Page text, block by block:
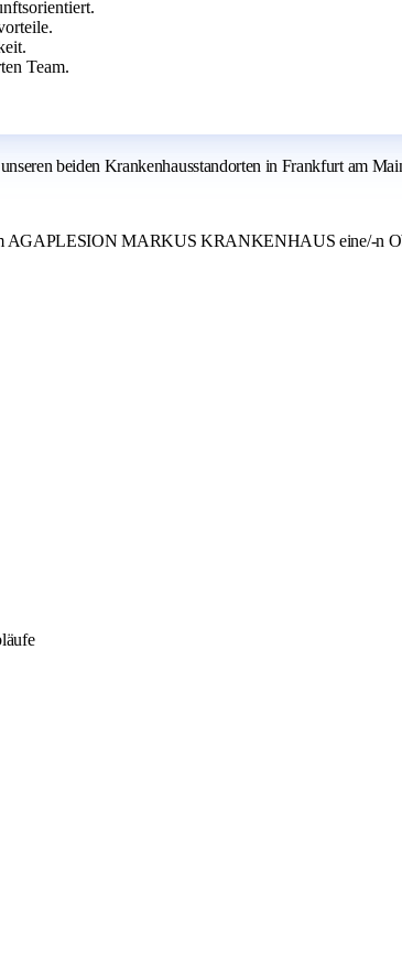
Team.
beiden Krankenhausstandorten in Frankfurt am
AGAPLESION MARKUS KRANKENHAUS eine/-n